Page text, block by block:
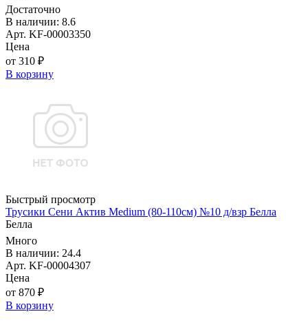
Достаточно
В наличии: 8.6
Арт. KF-00003350
Цена
от 310 ₽
В корзину
Быстрый просмотр
Трусики Сени Актив Medium (80-110см) №10 д/взр Белла
Белла
Много
В наличии: 24.4
Арт. KF-00004307
Цена
от 870 ₽
В корзину